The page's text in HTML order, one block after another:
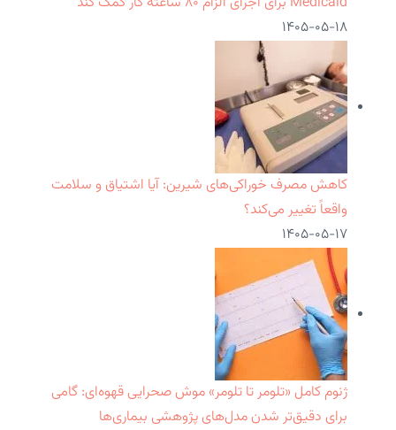
۱۴۰۵-۰۵-۱۸
کاهش مصرف خوراکی‌های شیرین: آیا اشتیاق و سلامت
واقعاً تغییر می‌کند؟
۱۴۰۵-۰۵-۱۷
ژنوم کامل «تلومر تا تلومر» موش صحرایی قهوه‌ای: گامی
برای دقیق‌تر شدن مدل‌های پژوهشی بیماری‌ها